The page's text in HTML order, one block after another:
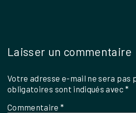
Laisser un commentaire
Votre adresse e-mail ne sera pas
obligatoires sont indiqués avec*
Commentaire*